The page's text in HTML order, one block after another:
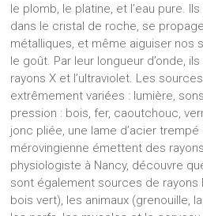
le plomb, le platine, et l’eau pure.
dans le cristal de roche, se
métalliques, et même aiguiser nos
le goût. Par leur longueur d’onde,
rayons X et l’ultraviolet. Les
extrêmement variées : lumière,
pression : bois, fer, caoutchouc,
jonc pliée, une lame d’acier trempé
mérovingienne émettent des
physiologiste à Nancy, découvre
sont également sources de rayons
bois vert), les animaux (grenouille,